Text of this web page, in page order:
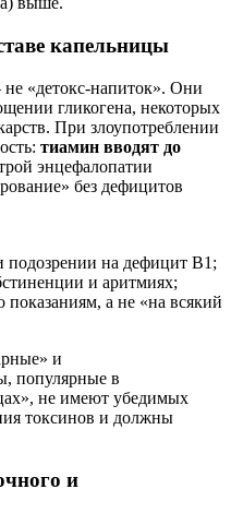
капельницы
«детокс-напиток». Они
гликогена, некоторых
При злоупотреблении
тиамин вводят до
энцефалопатии
без дефицитов
подозрении на дефицит B1;
и аритмиях;
а не «на всякий
и
популярные в
не имеют убедимых
токсинов и должны
и